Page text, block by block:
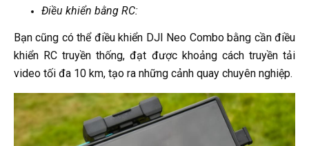
Điều khiển bằng RC:
Bạn cũng có thể điều khiển DJI Neo Combo bằng cần điều
khiển RC truyền thống, đạt được khoảng cách truyền tải
video tối đa 10 km, tạo ra những cảnh quay chuyên nghiệp.